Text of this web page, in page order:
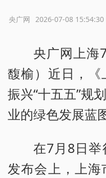
2026-07-08 15:54:30
央广网
央广网上海
馥榆）近日，
振兴“十五五”规
业的绿色发展蓝
在7月8日举
发布会上，上